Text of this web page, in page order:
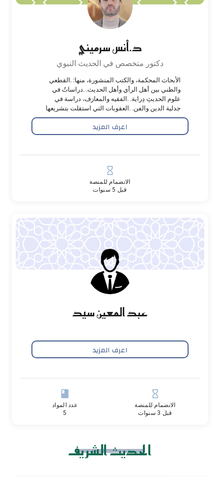
د.أنس سرميني
دكتور متخصص في الحديث النبوي
الأبحاث المحكمة، والكتب المنشورة، منها: .القطعي
والظني بين أهل الرأي وأهل الحديث. .دراساتٌ في
علوم الحديثِ دِراية. .الفقيه والمعازف، دراسة في
جدلية الدين والفن. .العقوبات التي استقلت بتشريعها
السنة النبوية. ونال عدة جوائز أكاديمية على نشاطه
البحثي. تتوزع مجالات اهتماماته البحثية على الحديث
الشريف، أصول الفقه، الاستشراق والحداثة
اعرف المزيد
hourglass_empty
الانضمام للمنصة
قبل 5 سنوات
عبد المعين سيد
اعرف المزيد
hourglass_empty
الانضمام للمنصة
قبل 3 سنوات
book
عدد المواد
5
الحديث الشريف